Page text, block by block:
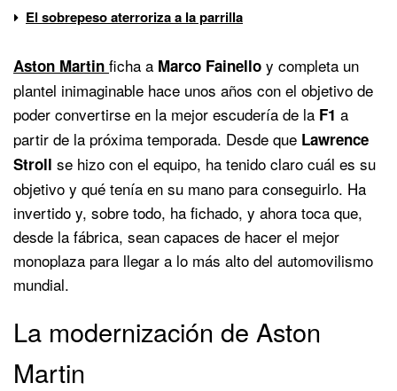
El sobrepeso aterroriza a la parrilla
Aston Martin ficha a Marco Fainello y completa un
plantel inimaginable hace unos años con el objetivo de
poder convertirse en la mejor escudería de la F1 a
partir de la próxima temporada. Desde que Lawrence
Stroll se hizo con el equipo, ha tenido claro cuál es su
objetivo y qué tenía en su mano para conseguirlo. Ha
invertido y, sobre todo, ha fichado, y ahora toca que,
desde la fábrica, sean capaces de hacer el mejor
monoplaza para llegar a lo más alto del automovilismo
mundial.
La modernización de Aston
Martin